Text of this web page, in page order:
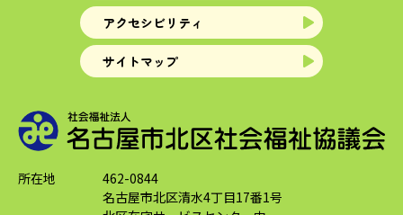
アクセシビリティ
サイトマップ
所在地
462-0844
名古屋市北区清水4丁目17番1号